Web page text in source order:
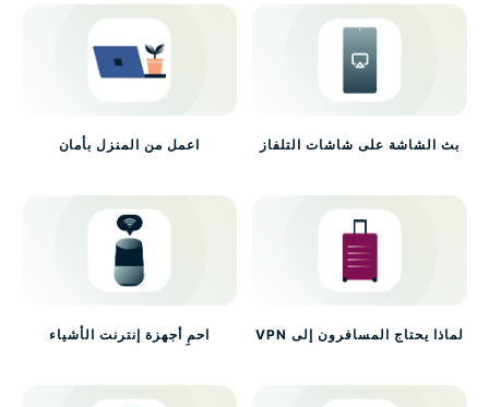
بث الشاشة على شاشات التلفاز اعمل من المنزل بأمان
لماذا يحتاج المسافرون إلى VPN احمِ أجهزة إنترنت الأشياء